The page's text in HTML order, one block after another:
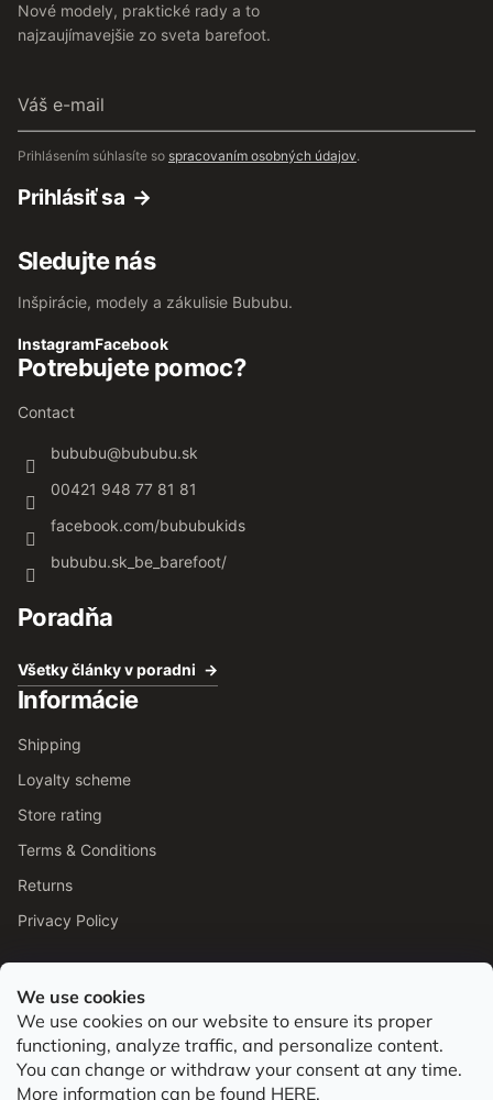
We use cookies
We use cookies on our website to ensure its proper
functioning, analyze traffic, and personalize content.
You can change or withdraw your consent at any time.
More information can be found HERE.
Nové modely, praktické rady a to
najzaujímavejšie zo sveta barefoot.
e-
mail
Prihlásením súhlasíte so spracovaním osobných údajov.
Prihlásiť sa
Sledujte nás
Inšpirácie, modely a zákulisie Bububu.
InstagramFacebook
Potrebujete pomoc?
Contact
bububu@bububu.sk
00421 948 77 81 81
facebook.com/bububukids
bububu.sk_be_barefoot/
Poradňa
Všetky články v poradni
Informácie
Shipping
Loyalty scheme
Store rating
Terms & Conditions
Returns
Privacy Policy
Od roku 2016 pomáhame vyberať barefoot topánky podľa
chodidla. Nájdete nás aj v predajni v Bratislave.